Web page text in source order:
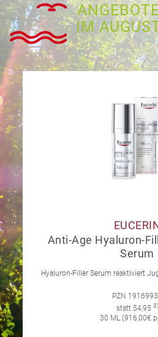
IM
Anti-Age Hyaluron-
Serum
PZN
statt 54,95 3)
30 ML (916,00€